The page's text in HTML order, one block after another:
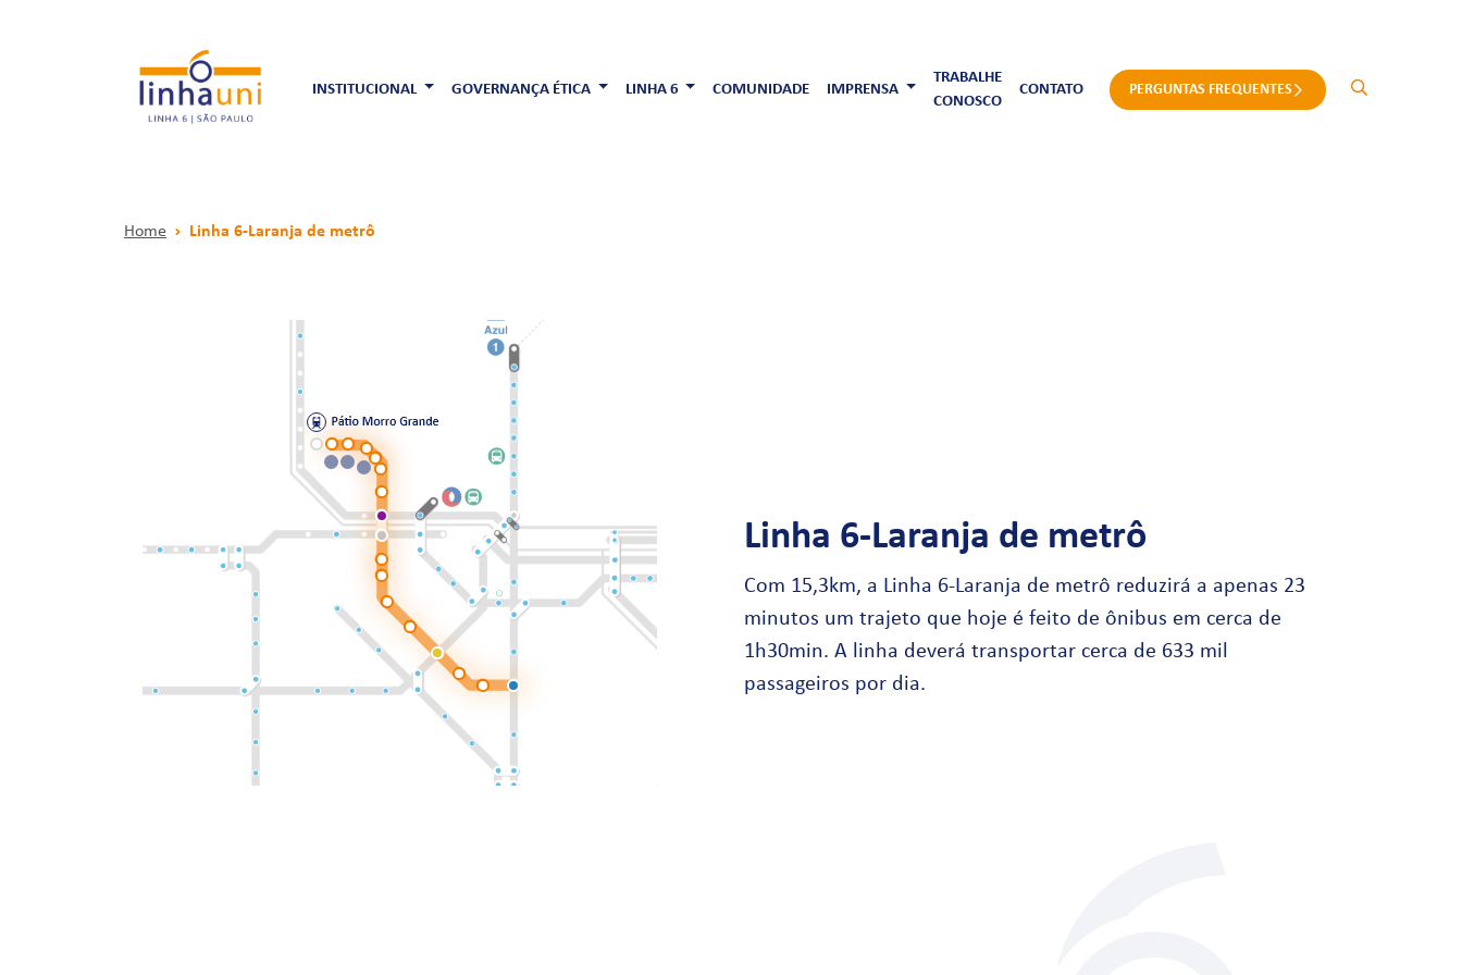
INSTITUCIONAL GOVERNANÇA ÉTICA LINHA 6 COMUNIDADE IMPRENSA
TRABALHE
CONOSCO
CONTATO PERGUNTAS FREQUENTES
Home Linha 6-Laranja de metrô
Linha 6-Laranja de metrô
Com 15,3km, a Linha 6-Laranja de metrô reduzirá a apenas 23
minutos um trajeto que hoje é feito de ônibus em cerca de
1h30min. A linha deverá transportar cerca de 633 mil
passageiros por dia.